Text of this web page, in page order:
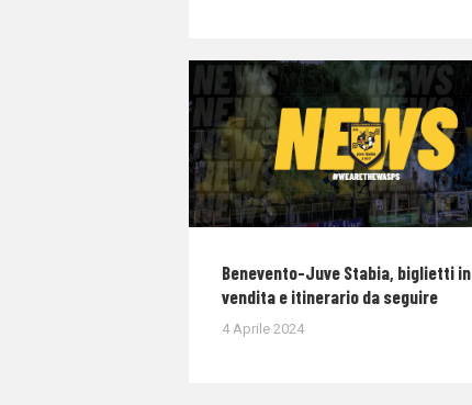
Benevento-Juve Stabia, biglietti in
vendita e itinerario da seguire
4 Aprile 2024